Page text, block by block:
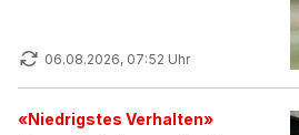
06.08.2026, 07:52 Uhr
«Niedrigstes Verhalten»